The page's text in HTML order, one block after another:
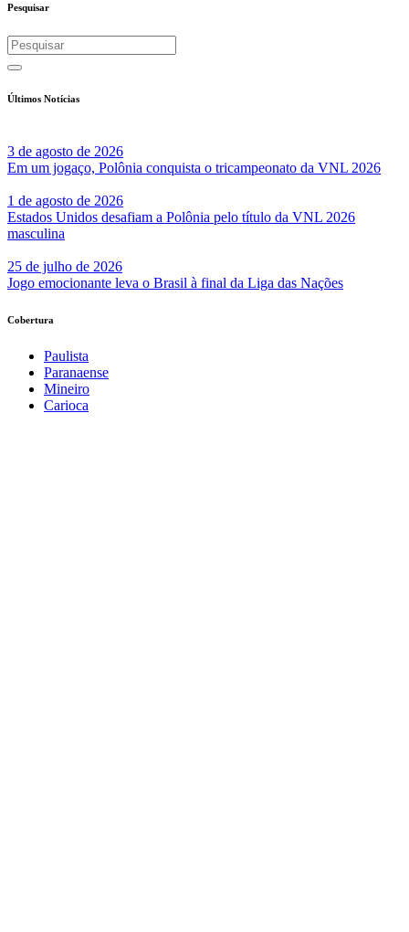
Pesquisar
Últimos Notícias
3 de agosto de 2026
Em um jogaço, Polônia conquista o tricampeonato da VNL 2026
1 de agosto de 2026
Estados Unidos desafiam a Polônia pelo título da VNL 2026
masculina
25 de julho de 2026
Jogo emocionante leva o Brasil à final da Liga das Nações
Cobertura
Paulista
Paranaense
Mineiro
Carioca